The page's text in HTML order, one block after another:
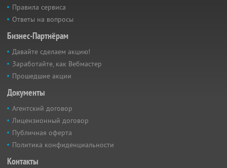
Правила сервиса
Ответы на вопросы
Бизнес-Партнёрам
Давайте сделаем акцию!
Заработайте, как Вебмастер
Прошедшие акции
Документы
Агентский договор
Лицензионный договор
Публичная оферта
Политика конфиденциальности
Контакты